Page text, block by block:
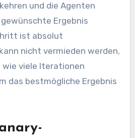
und die Agenten
Ergebnis
ist absolut
nicht vermieden werden,
wie viele Iterationen
das bestmögliche Ergebnis